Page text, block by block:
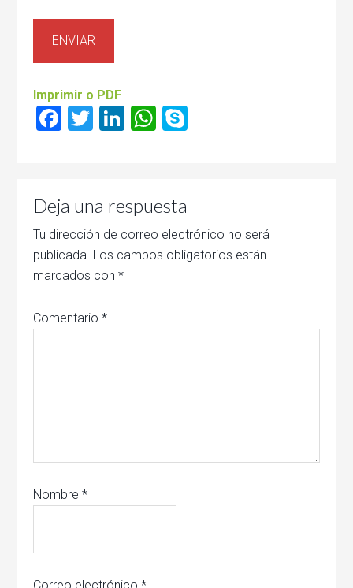
Imprimir o PDF
Facebook
Twitter
LinkedIn
WhatsApp
Deja una respuesta
Tu dirección de correo electrónico no será
publicada. Los campos obligatorios están
marcados con*
Comentario*
Nombre*